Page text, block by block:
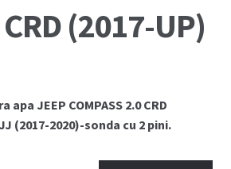
(2017-UP)
JEEP COMPASS 2.0 CRD
(2017-2020)-sonda cu 2 pini.